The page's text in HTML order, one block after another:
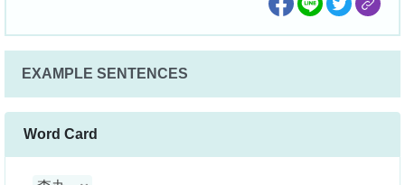
EXAMPLE SENTENCES
Word Card